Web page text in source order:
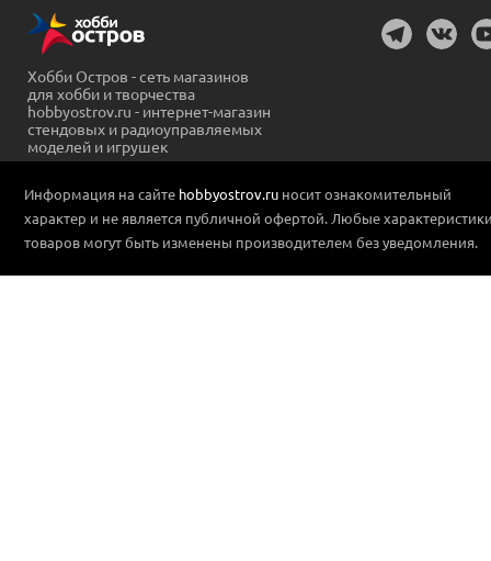
Хобби Остров - сеть магазинов
для хобби и творчества
hobbyostrov.ru - интернет-магазин
стендовых и радиоуправляемых
моделей и игрушек
Информация на сайте hobbyostrov.ru носит ознакомительный
характер и не является публичной офертой. Любые
товаров могут быть изменены производителем без уведомления.